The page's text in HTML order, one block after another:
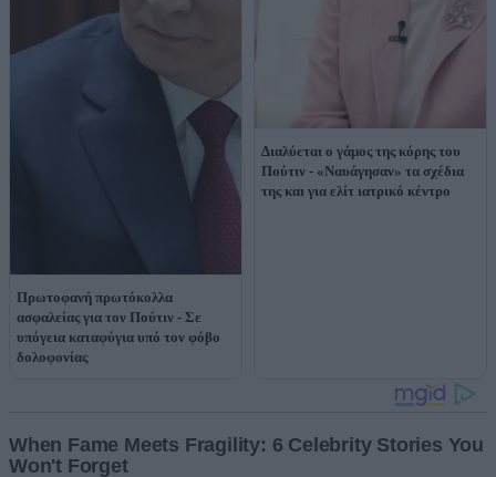
Πρωτοφανή πρωτόκολλα
ασφαλείας για τον Πούτιν - Σε
υπόγεια καταφύγια υπό τον φόβο
δολοφονίας
Διαλύεται ο γάμος της κόρης του
Πούτιν - «Ναυάγησαν» τα σχέδια
της και για ελίτ ιατρικό κέντρο